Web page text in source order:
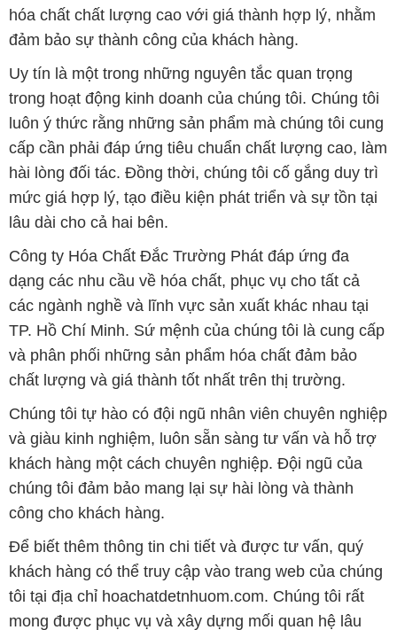
hóa chất chất lượng cao với giá thành hợp lý, nhằm
đảm bảo sự thành công của khách hàng.
Uy tín là một trong những nguyên tắc quan trọng
trong hoạt động kinh doanh của chúng tôi. Chúng tôi
luôn ý thức rằng những sản phẩm mà chúng tôi cung
cấp cần phải đáp ứng tiêu chuẩn chất lượng cao, làm
hài lòng đối tác. Đồng thời, chúng tôi cố gắng duy trì
mức giá hợp lý, tạo điều kiện phát triển và sự tồn tại
lâu dài cho cả hai bên.
Công ty Hóa Chất Đắc Trường Phát đáp ứng đa
dạng các nhu cầu về hóa chất, phục vụ cho tất cả
các ngành nghề và lĩnh vực sản xuất khác nhau tại
TP. Hồ Chí Minh. Sứ mệnh của chúng tôi là cung cấp
và phân phối những sản phẩm hóa chất đảm bảo
chất lượng và giá thành tốt nhất trên thị trường.
Chúng tôi tự hào có đội ngũ nhân viên chuyên nghiệp
và giàu kinh nghiệm, luôn sẵn sàng tư vấn và hỗ trợ
khách hàng một cách chuyên nghiệp. Đội ngũ của
chúng tôi đảm bảo mang lại sự hài lòng và thành
công cho khách hàng.
Để biết thêm thông tin chi tiết và được tư vấn, quý
khách hàng có thể truy cập vào trang web của chúng
tôi tại địa chỉ hoachatdetnhuom.com. Chúng tôi rất
mong được phục vụ và xây dựng mối quan hệ lâu